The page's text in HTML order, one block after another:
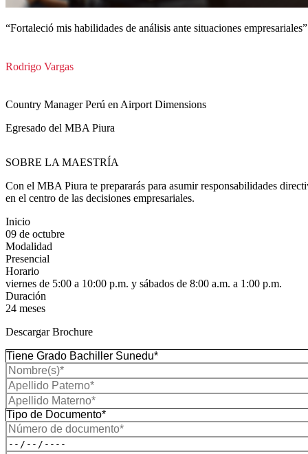
“Fortaleció mis habilidades de análisis ante situaciones
Rodrigo Vargas
Country Manager Perú en Airport Dimensions
Egresado del MBA Piura
SOBRE LA MAESTRÍA
Con el MBA Piura te prepararás para asumir responsabilidades
en el centro de las decisiones empresariales.
Inicio
09 de octubre
Modalidad
Presencial
Horario
viernes de 5:00 a 10:00 p.m. y sábados de 8:00 a.m. a 1:00 p.m.
Duración
24 meses
Descargar Brochure